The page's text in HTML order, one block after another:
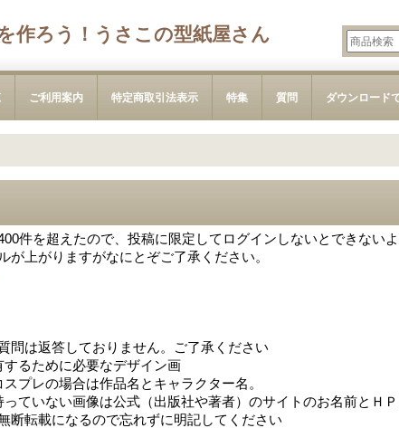
作ろう！うさこの型紙屋さん
ご利用案内 特定商取引法表示 特集 質問 ダウンロード
件を超えたので、投稿に限定してログインしないとできないよ
が上がりますがなにとぞご了承ください。
問は返答しておりません。ご了承ください
るために必要なデザイン画
プレの場合は作品名とキャラクター名。
ていない画像は公式（出版社や著者）のサイトのお名前とＨＰ
断転載になるので忘れずに明記してください